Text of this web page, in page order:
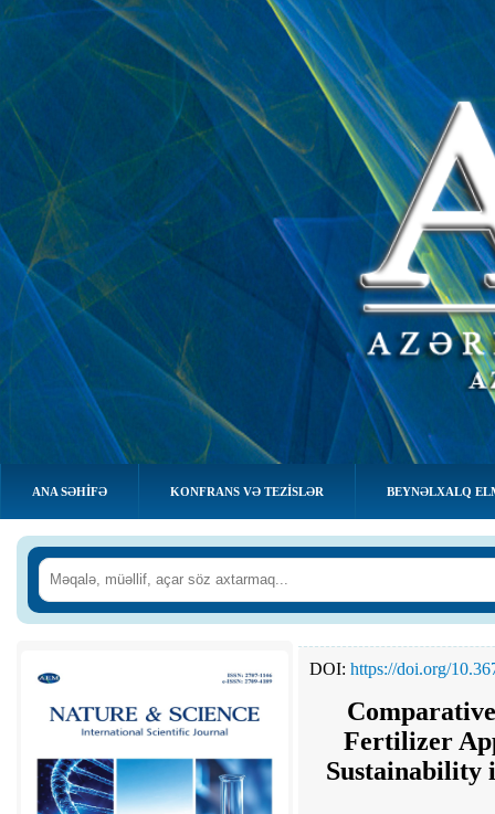
ANA SƏHIFƏ KONFRANS VƏ TEZİSLƏR BEYNƏLXALQ
DOI: https://doi.org/
Fertilizer